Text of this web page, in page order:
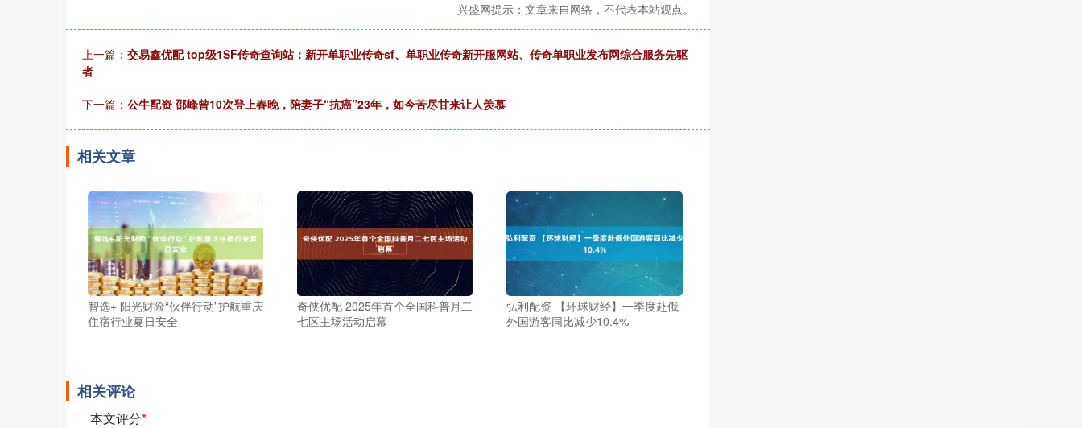
兴盛网提示：文章来自网络，不代表本站观点。
上一篇： 交易鑫优配 top级1SF传奇查询站：新开单职业传奇sf、单职业传奇新开服网站、传奇单职业发布网综合服务先驱
者
下一篇： 公牛配资 邵峰曾10次登上春晚，陪妻子“抗癌”23年，如今苦尽甘来让人羡慕
相关文章
智选+ 阳光财险“伙伴行动”护航重庆
住宿行业夏日安全
奇侠优配 2025年首个全国科普月二
七区主场活动启幕
弘利配资 【环球财经】一季度赴俄
外国游客同比减少10.4%
相关评论
本文评分*